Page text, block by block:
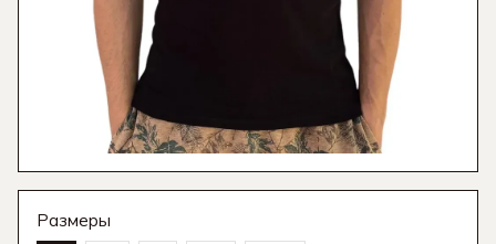
Размеры